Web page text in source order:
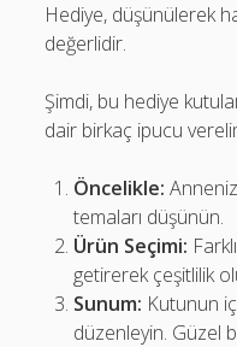
Hediye, düşünülerek
değerlidir.
Şimdi, bu hediye
dair birkaç ipucu
Öncelikle:
temaları düşünün.
Ürün Seçimi:
getirerek çeşitlilik
Sunum: Kutunun
düzenleyin. Güzel